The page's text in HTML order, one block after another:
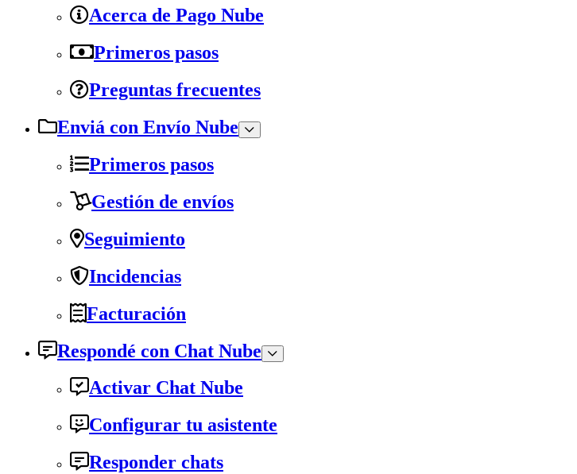
Acerca de Pago Nube
Primeros pasos
Preguntas frecuentes
Enviá con Envío Nube
Primeros pasos
Gestión de envíos
Seguimiento
Incidencias
Facturación
Respondé con Chat Nube
Activar Chat Nube
Configurar tu asistente
Responder chats